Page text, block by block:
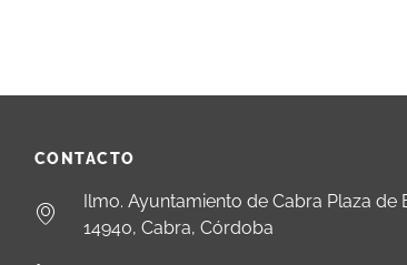
CONTACTO
Ilmo. Ayuntamiento de Cabra Plaza de
14940, Cabra, Córdoba